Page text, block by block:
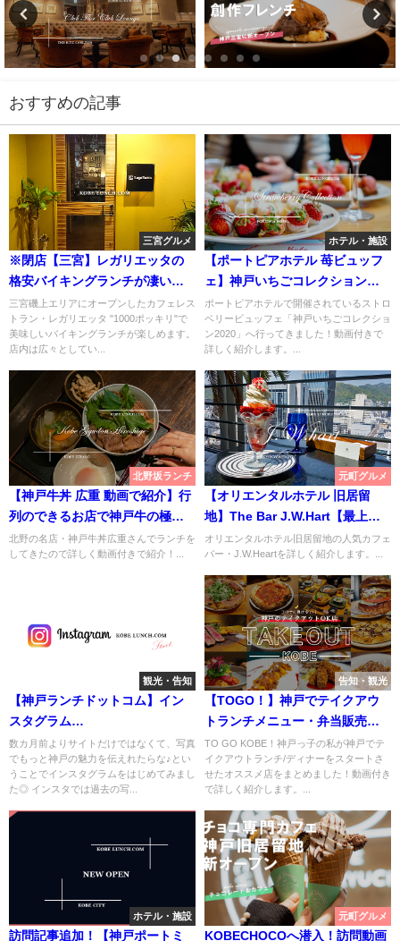
おすすめの記事
三宮グルメ
※閉店【三宮】レガリエッタの
格安バイキングランチが凄い！
LEGALIETTA【ビュッフェ】
三宮磯上エリアにオープンしたカフェレス
トラン・レガリエッタ "1000ポッキリ"で
美味しいバイキングランチが楽しめます。
店内は広々としてい...
ホテル・施設
【ポートピアホテル 苺ビュッフ
ェ】神戸いちごコレクション
2020へ【SOCO 】
ポートピアホテルで開催されているストロ
ベリービュッフェ「神戸いちごコレクショ
ン2020」へ行ってきました！動画付きで
詳しく紹介します。...
北野坂ランチ
【神戸牛丼 広重 動画で紹介】行
列のできるお店で神戸牛の極上
牛丼ランチを♡【北野三宮】
北野の名店・神戸牛丼広重さんでランチを
してきたので詳しく動画付きで紹介！...
元町グルメ
【オリエンタルホテル 旧居留
地】The Bar J.W.Hart【最上階
で極上のカフェ時間】
オリエンタルホテル旧居留地の人気カフェ
バー・J.W.Heartを詳しく紹介します。...
観光・告知
【神戸ランチドットコム】イン
スタグラム
START【instagram】
数カ月前よりサイトだけではなくて、写真
でもっと神戸の魅力を伝えれたらな♪とい
うことでインスタグラムをはじめてみまし
た◎ インスタでは過去の写...
告知・観光
【TOGO！】神戸でテイクアウ
トランチメニュー・弁当販売が
ある飲食店まとめ【三宮元町】
TO GO KOBE！神戸っ子の私が神戸でテ
イクアウトランチ/ディナーをスタートさ
せたオススメ店をまとめました！動画付き
で詳しく紹介します。...
ホテル・施設
訪問記事追加！【神戸ポートミ
元町グルメ
KOBECHOCOへ潜入！訪問動画